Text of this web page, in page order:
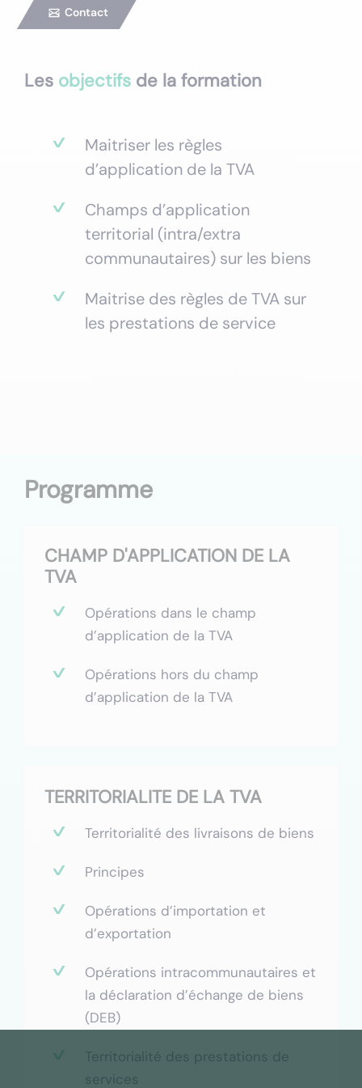
Contact
Les objectifsde la formation
Maitriser les règles
d’application de la TVA
Champs d’application
territorial (intra/extra
communautaires) sur les biens
Maitrise des règles de TVA sur
les prestations de service
Programme
CHAMP D'APPLICATION DE LA
TVA
Opérations dans le champ
d’application de la TVA
Opérations hors du champ
d’application de la TVA
TERRITORIALITE DE LA TVA
Territorialité des livraisons de biens
Principes
Opérations d’importation et
d’exportation
Opérations intracommunautaires et
la déclaration d’échange de biens
(DEB)
Territorialité des prestations de
services